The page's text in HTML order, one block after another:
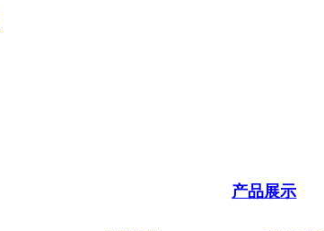
产品展示